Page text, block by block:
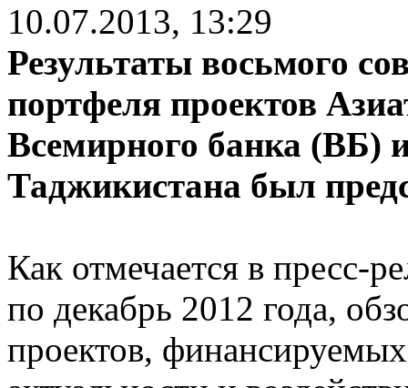
10.07.2013, 13:29
Результаты восьмого
портфеля проектов
Всемирного банка (ВБ)
Таджикистана был
Как отмечается в пресс-
по декабрь 2012 года,
проектов,